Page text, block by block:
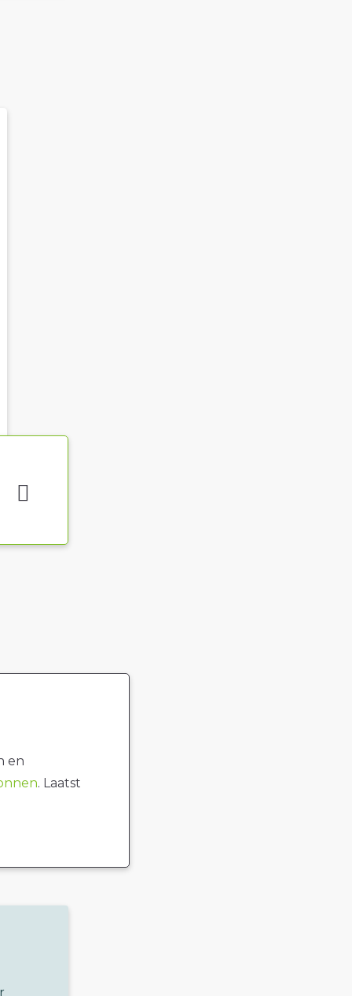
en
. Laatst